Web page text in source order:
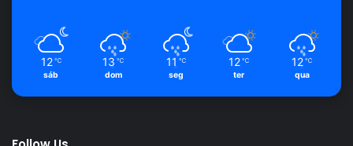
12 ℃
sáb
13 ℃
dom
11 ℃
seg
12 ℃
ter
12 ℃
qua